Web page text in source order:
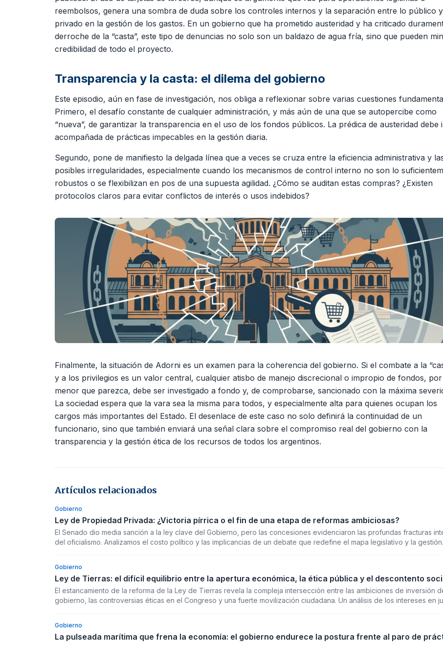
reembolsos, genera una sombra de duda sobre los controles internos y la separación entre lo público
privado en la gestión de los gastos. En un gobierno que ha prometido austeridad y ha criticado
derroche de la “casta”, este tipo de denuncias no solo son un baldazo de agua fría, sino que pueden
credibilidad de todo el proyecto.
Transparencia y la casta: el dilema del gobierno
Este episodio, aún en fase de investigación, nos obliga a reflexionar sobre varias cuestiones
Primero, el desafío constante de cualquier administración, y más aún de una que se autopercibe como
“nueva”, de garantizar la transparencia en el uso de los fondos públicos. La prédica de austeridad debe
acompañada de prácticas impecables en la gestión diaria.
Segundo, pone de manifiesto la delgada línea que a veces se cruza entre la eficiencia administrativa y
posibles irregularidades, especialmente cuando los mecanismos de control interno no son lo
robustos o se flexibilizan en pos de una supuesta agilidad. ¿Cómo se auditan estas compras? ¿Existen
protocolos claros para evitar conflictos de interés o usos indebidos?
Finalmente, la situación de Adorni es un examen para la coherencia del gobierno. Si el combate a la
y a los privilegios es un valor central, cualquier atisbo de manejo discrecional o impropio de fondos, por
menor que parezca, debe ser investigado a fondo y, de comprobarse, sancionado con la máxima
La sociedad espera que la vara sea la misma para todos, y especialmente alta para quienes ocupan los
cargos más importantes del Estado. El desenlace de este caso no solo definirá la continuidad de un
funcionario, sino que también enviará una señal clara sobre el compromiso real del gobierno con la
transparencia y la gestión ética de los recursos de todos los argentinos.
Artículos relacionados
Gobierno
Ley de Propiedad Privada: ¿Victoria pírrica o el fin de una etapa de reformas ambiciosas?
El Senado dio media sanción a la ley clave del Gobierno, pero las concesiones evidenciaron las profundas fracturas
del oficialismo. Analizamos el costo político y las implicancias de un debate que redefine el mapa legislativo y la gestión
Gobierno
Ley de Tierras: el difícil equilibrio entre la apertura económica, la ética pública y el descontento
El estancamiento de la reforma de la Ley de Tierras revela la compleja intersección entre las ambiciones de inversión
gobierno, las controversias éticas en el Congreso y una fuerte movilización ciudadana. Un análisis de los intereses en
Gobierno
La pulseada marítima que frena la economía: el gobierno endurece la postura frente al paro de